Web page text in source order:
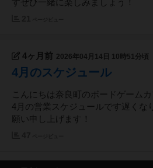
すぜひ一緒に楽しみましょう！
4ヶ月前 2026年04月14日 10時51分頃
4月のスケジュール
こんにちは奈良町のボードゲーム
4月の営業スケジュールです遅くな
願い申し上げます！